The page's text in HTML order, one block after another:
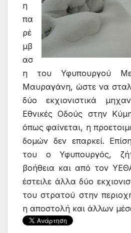
η
πα
ρέ
μβ
ασ
η του Υφυπουργού
Μαυραγάνη, ώστε να
δύο εκχιονιστικά
Εθνικές Οδούς στην
όπως φαίνεται, η
δομών δεν επαρκεί.
του ο Υφυπουργός,
βοήθεια και από τον
έστειλε άλλα δύο
του στρατού στην
η αποστολή και άλλων